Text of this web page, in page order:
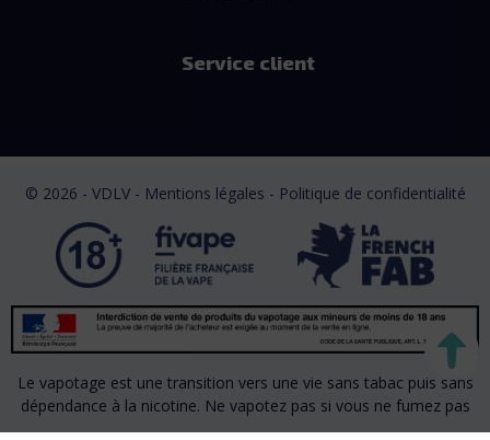
Service client
© 2026 - VDLV - Mentions légales - Politique de confidentialité
Le vapotage est une transition vers une vie sans tabac puis sans
dépendance à la nicotine. Ne vapotez pas si vous ne fumez pas